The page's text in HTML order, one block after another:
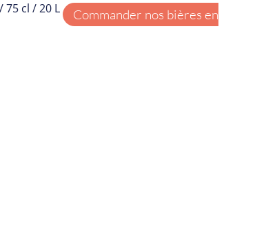
75 cl / 20 L
Commander nos bières en